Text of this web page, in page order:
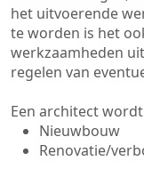
het uitvoerende
te worden is het
werkzaamheden
regelen van
Een architect
Nieuwbouw
Renovatie/